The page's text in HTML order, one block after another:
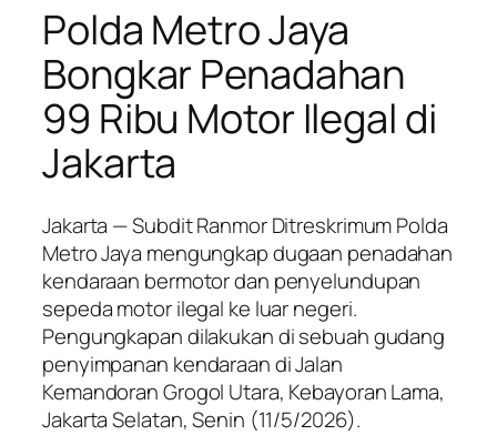
Polda Metro Jaya
Bongkar Penadahan
99 Ribu Motor Ilegal di
Jakarta
Jakarta — Subdit Ranmor Ditreskrimum Polda
Metro Jaya mengungkap dugaan penadahan
kendaraan bermotor dan penyelundupan
sepeda motor ilegal ke luar negeri.
Pengungkapan dilakukan di sebuah gudang
penyimpanan kendaraan di Jalan
Kemandoran Grogol Utara, Kebayoran Lama,
Jakarta Selatan, Senin (11/5/2026).